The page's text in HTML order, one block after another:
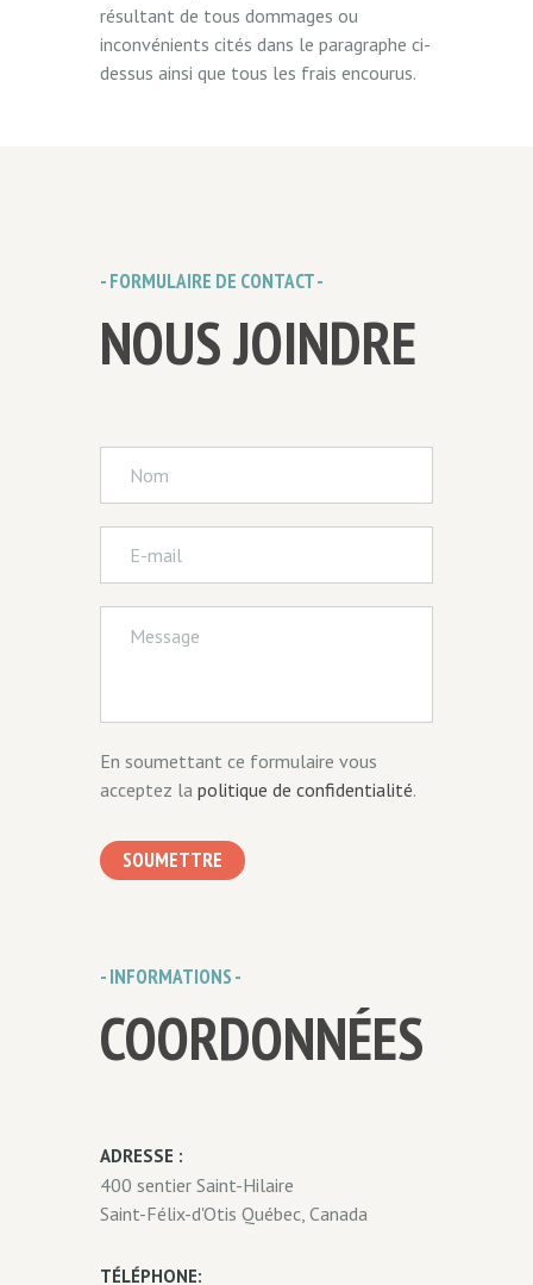
résultant de tous dommages ou
inconvénients cités dans le paragraphe ci-
dessus ainsi que tous les frais encourus.
- FORMULAIRE DE CONTACT -
NOUS JOINDRE
En soumettant ce formulaire vous
acceptez la politique de confidentialité.
SOUMETTRE
- INFORMATIONS -
COORDONNÉES
ADRESSE :
400 sentier Saint-Hilaire
Saint-Félix-d'Otis Québec, Canada
TÉLÉPHONE: